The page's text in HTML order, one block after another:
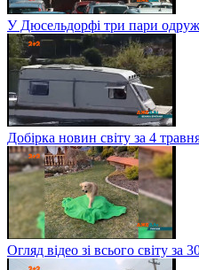
У Дюсельдорфі три пари
Добірка новин світу за 4
Огляд відео зі всього світу за